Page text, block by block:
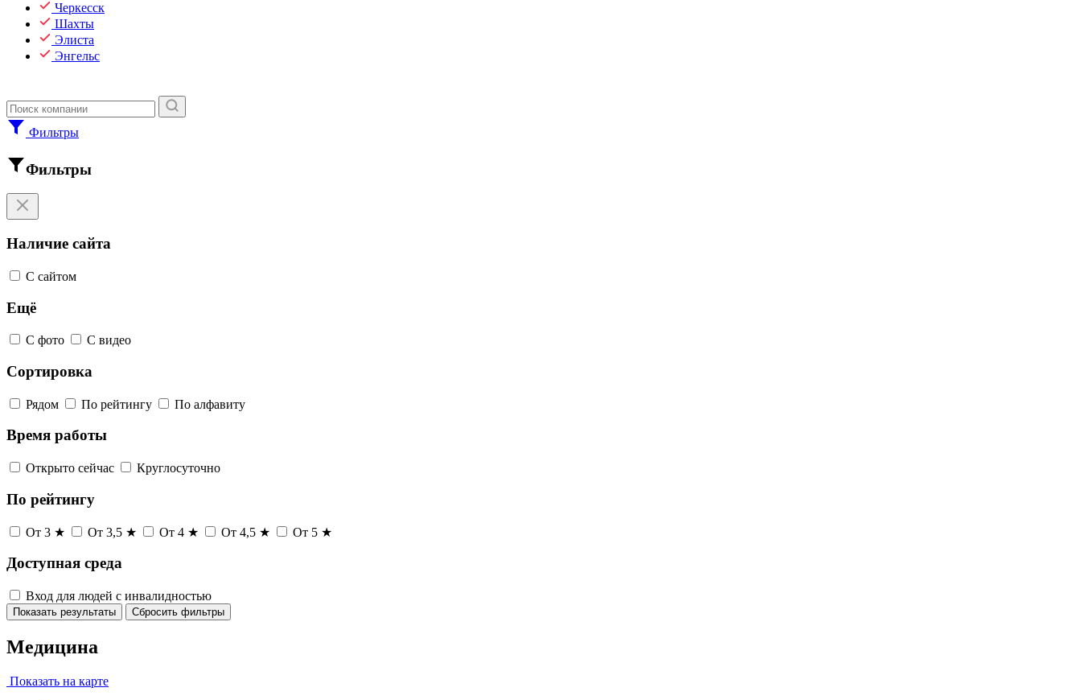
Черкесск
Шахты
Элиста
Энгельс
Фильтры
Фильтры
Наличие сайта
С сайтом
Ещё
С фото С видео
Сортировка
Рядом По рейтингу По алфавиту
Время работы
Открыто сейчас Круглосуточно
По рейтингу
От 3 ★ От 3,5 ★ От 4 ★ От 4,5 ★ От 5 ★
Доступная среда
Вход для людей с инвалидностью
Показать результаты Сбросить фильтры
Медицина
Показать на карте